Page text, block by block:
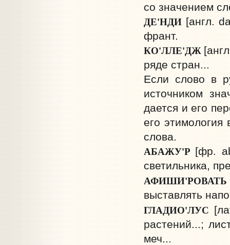
со значением
ДЕ'НДИ [англ.
франт.
КО'ЛЛЕ'ДЖ
ряде стран...
Если слово в
источником
дается и его
его
слова.
АБАЖУ'Р [фр.
светильника,
выставлять
ГЛАДИО'ЛУС
растений...;
меч...